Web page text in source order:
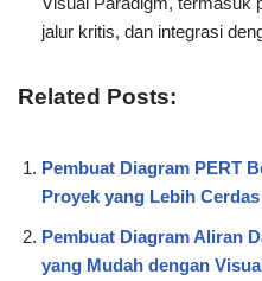
jalur kritis, dan integrasi
Related Posts:
Pembuat Diagram PERT
Proyek yang Lebih
Pembuat Diagram Aliran
yang Mudah dengan